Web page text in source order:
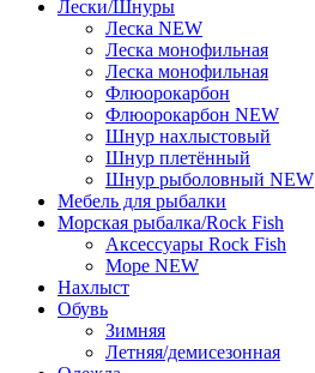
Лески/Шнуры
Леска NEW
Леска монофильная
Леска монофильная
Флюорокарбон
Флюорокарбон NEW
Шнур нахлыстовый
Шнур плетённый
Шнур рыболовный NEW
Мебель для рыбалки
Морская рыбалка/Rock Fish
Аксессуары Rock Fish
Море NEW
Нахлыст
Обувь
Зимняя
Летняя/демисезонная